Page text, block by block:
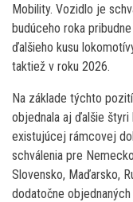
Mobility. Vozidlo je
budúceho roka
ďalšieho kusu
taktiež v roku 2026.
Na základe týchto
objednala aj ďalšie
existujúcej rámcovej
schválenia pre
Slovensko, Maďarsko,
dodatočne